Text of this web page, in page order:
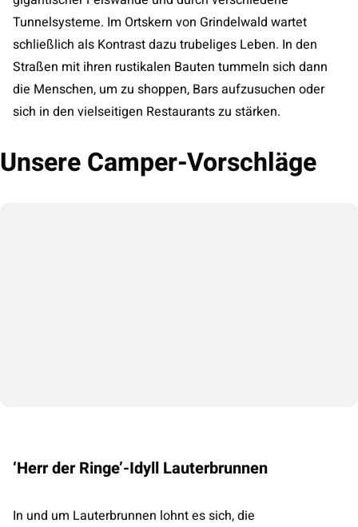
Tunnelsysteme. Im Ortskern von Grindelwald wartet
schließlich als Kontrast dazu trubeliges Leben. In den
Straßen mit ihren rustikalen Bauten tummeln sich dann
die Menschen, um zu shoppen, Bars aufzusuchen oder
sich in den vielseitigen Restaurants zu stärken.
Unsere Camper-Vorschläge
‘Herr der Ringe’-Idyll Lauterbrunnen
In und um Lauterbrunnen lohnt es sich, die